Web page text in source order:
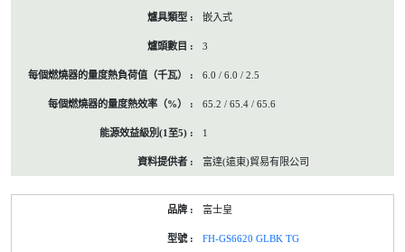
嵌入式
3
6.0 / 6.0 / 2.5
65.2 / 65.4 / 65.6
1
富達(遠東)貿易有限公司
富士皇
FH-GS6620 GLBK TG